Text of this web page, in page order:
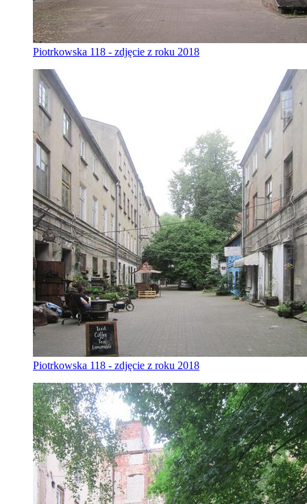
Piotrkowska 118 - zdjęcie z roku 2018
Piotrkowska 118 - zdjęcie z roku 2018